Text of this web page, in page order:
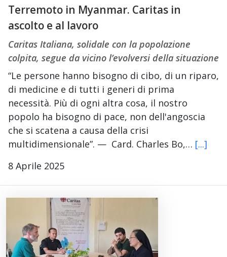
Terremoto in Myanmar. Caritas in
ascolto e al lavoro
Caritas Italiana, solidale con la popolazione
colpita, segue da vicino l’evolversi della situazione
“Le persone hanno bisogno di cibo, di un riparo,
di medicine e di tutti i generi di prima
necessità. Più di ogni altra cosa, il nostro
popolo ha bisogno di pace, non dell'angoscia
che si scatena a causa della crisi
multidimensionale”. — Card. Charles Bo,… [...]
8 Aprile 2025